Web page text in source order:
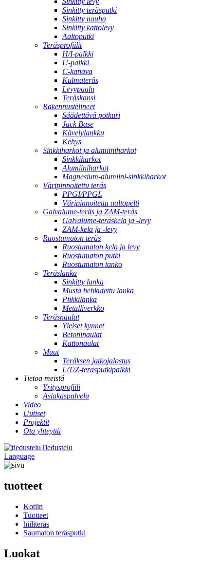
Sinkitty teräsputki
Sinkitty nauha
Sinkitty kattolevy
Aaltoputki
Teräsprofiilit
H/I-palkki
U-palkki
C-kanava
Kulmateräs
Levypaalu
Teräskansi
Rakennustelineet
Säädettävä potkuri
Jack Base
Kävelylankku
Kehys
Sinkkiharkot ja alumiiniharkot
Sinkkiharkot
Alumiiniharkot
Magnesium-alumiini-sinkkiharkot
Väripinnoitettu teräs
PPGI/PPGL
Väripinnoitettu aaltopelti
Galvalume-teräs ja ZAM-teräs
Galvalume-teräskela ja -levy
ZAM-kela ja -levy
Ruostumaton teräs
Ruostumaton kela ja levy
Ruostumaton putki
Ruostumaton tanko
Teräslanka
Sinkitty lanka
Musta hehkutettu lanka
Piikkilanka
Metalliverkko
Teräsnaulat
Yleiset kynnet
Betoninaulat
Kattonaulat
Muut
Teräksen jatkojalostus
L/T/Z-teräsputkipalkki
Tietoa meistä
Yritysprofiili
Asiakaspalvelu
Video
Uutiset
Projektit
Ota yhteyttä
Tiedustelu
Language
tuotteet
Kotiin
Tuotteet
hiiliteräs
Saumaton teräsputki
Luokat